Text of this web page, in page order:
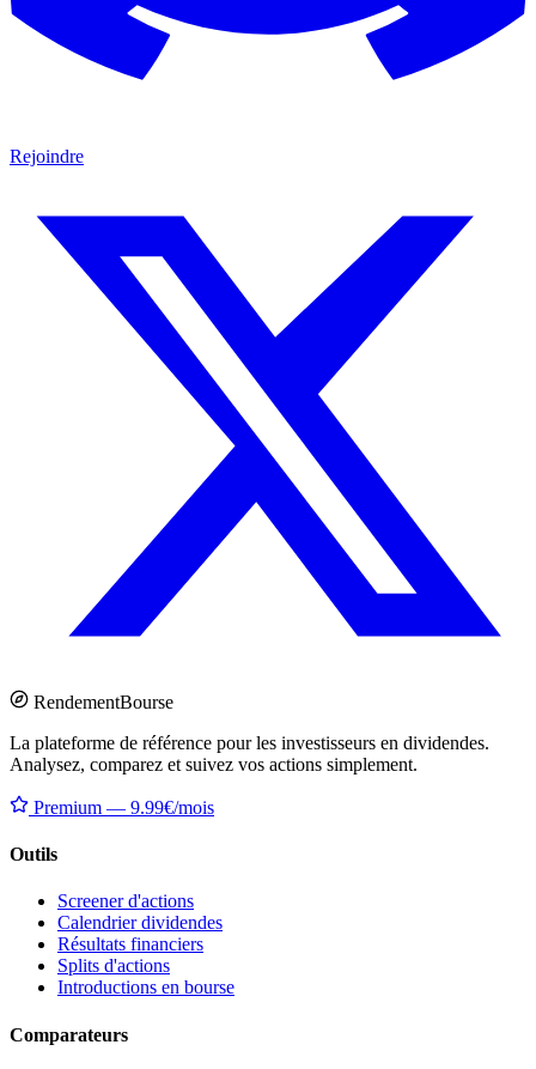
Rejoindre
RendementBourse
La plateforme de référence pour les investisseurs en dividendes.
Analysez, comparez et suivez vos actions simplement.
Premium — 9.99€/mois
Outils
Screener d'actions
Calendrier dividendes
Résultats financiers
Splits d'actions
Introductions en bourse
Comparateurs